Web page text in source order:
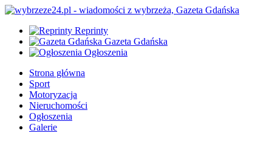
Reprinty
Gazeta Gdańska
Ogłoszenia
Strona główna
Sport
Motoryzacja
Nieruchomości
Ogłoszenia
Galerie